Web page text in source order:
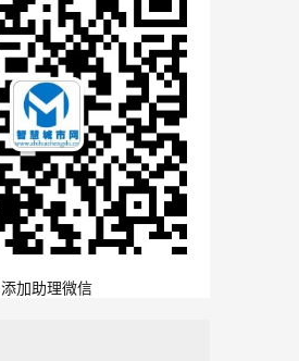
添加助理微信